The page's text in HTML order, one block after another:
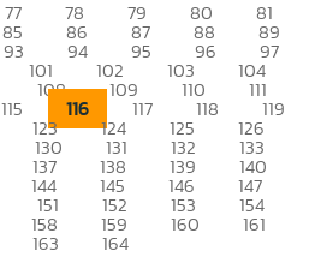
77 78 79 80 81
85 86 87 88 89
93 94 95 96 97
101 102 103 104
108 109 110 111
115 116 117 118 119
123 124 125 126
130 131 132 133
137 138 139 140
144 145 146 147
151 152 153 154
158 159 160 161
163 164